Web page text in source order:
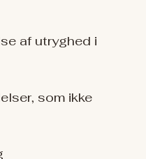
af utryghed i
som ikke